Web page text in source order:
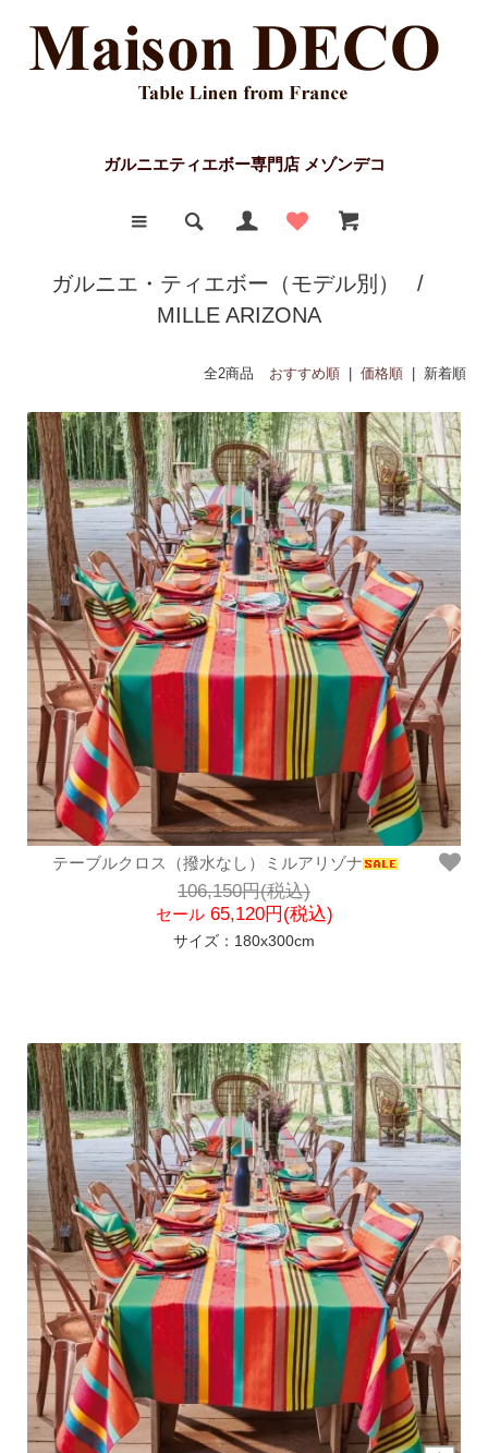
ガルニエティエボー専門店 メゾンデコ
ガルニエ・ティエボー（モデル別）
/
MILLE ARIZONA
全2商品 おすすめ順 価格順 | 新着順
テーブルクロス（撥水なし）ミルアリゾナ
106,150円(税込)
セール65,120円(税込)
サイズ：180x300cm